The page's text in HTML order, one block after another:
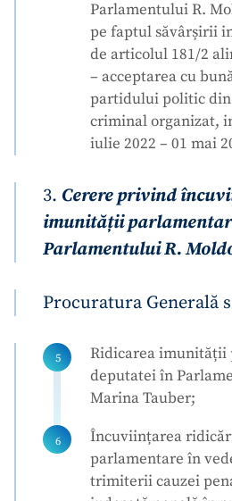
Parlamentului R.
pe faptul săvârșirii
de articolul 181/2
– acceptarea cu
partidului politic
criminal organizat,
iulie 2022 – 01 mai
3. Cerere privind
imunității
Parlamentului R.
Procuratura Generală
Ridicarea imunității
deputatei în
Marina Tauber;
Încuviințarea
parlamentare în
trimiterii cauzei
Fotografie
+ Încarcă imagine
Link media
+ Link media
Mesajul știrei
+ Mesajul știrei
CONTACT SURSĂ
Sursă anonimă
Telefon
+ Telefon personal
acord cupolitica de
confidențialitate .